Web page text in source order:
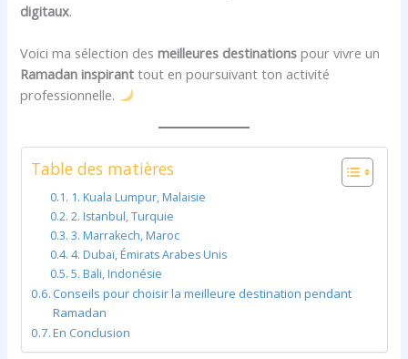
digitaux.
Voici ma sélection desmeilleures destinations pour vivre un
Ramadan inspirant tout en poursuivant ton activité
professionnelle.
Table des matières
1. Kuala Lumpur, Malaisie
2. Istanbul, Turquie
3. Marrakech, Maroc
4. Dubaï, Émirats Arabes Unis
5. Bali, Indonésie
Conseils pour choisir la meilleure destination pendant
Ramadan
En Conclusion